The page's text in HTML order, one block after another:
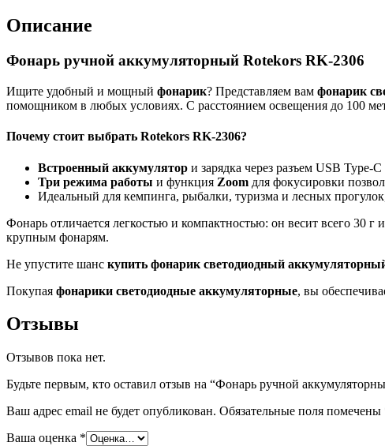
Описание
Фонарь ручной аккумуляторный Rotekors RK-2306
Ищите удобный и мощный фонарик? Представляем вам фонарик
помощником в любых условиях. С расстоянием освещения до 100
Почему стоит выбрать Rotekors RK-2306?
Встроенный аккумулятор и зарядка через разъем USB
Три режима работы и функция Zoom для фокусировки
Идеальный для кемпинга, рыбалки, туризма и лесных
Фонарь отличается легкостью и компактностью: он весит всего 30
крупным фонарям.
Не упустите шанс купить фонарик светодиодный
Покупая фонарики светодиодные аккумуляторные, вы
Отзывы
Отзывов пока нет.
Будьте первым, кто оставил отзыв на “Фонарь ручной
Ваш адрес email не будет опубликован. Обязательные поля помечены
Ваша оценка *